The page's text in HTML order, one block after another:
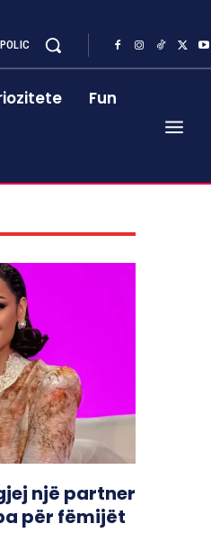
Fun
një partner
për fëmijët